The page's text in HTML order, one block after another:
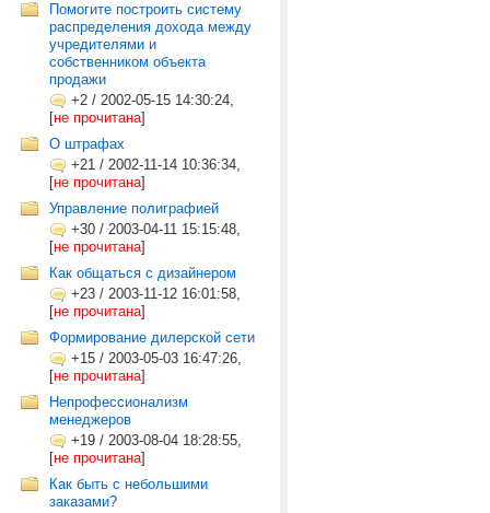
Помогите построить систему
распределения дохода между
учредителями и
собственником объекта
продажи
+2 / 2002-05-15 14:30:24,
[не прочитана]
О штрафах
+21 / 2002-11-14 10:36:34,
[не прочитана]
Управление полиграфией
+30 / 2003-04-11 15:15:48,
[не прочитана]
Как общаться с дизайнером
+23 / 2003-11-12 16:01:58,
[не прочитана]
Формирование дилерской сети
+15 / 2003-05-03 16:47:26,
[не прочитана]
Непрофессионализм
менеджеров
+19 / 2003-08-04 18:28:55,
[не прочитана]
Как быть с небольшими
заказами?